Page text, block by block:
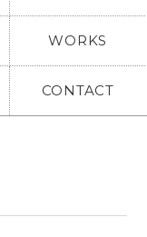
WORKS
CONTACT